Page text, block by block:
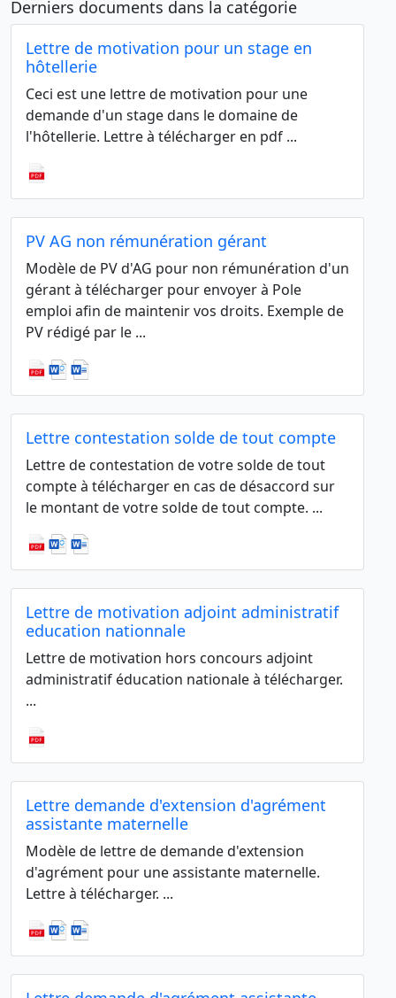
Derniers documents dans la catégorie
Lettre de motivation pour un stage en
hôtellerie
Ceci est une lettre de motivation pour une
demande d'un stage dans le domaine de
l'hôtellerie. Lettre à télécharger en pdf ...
PV AG non rémunération gérant
Modèle de PV d'AG pour non rémunération d'un
gérant à télécharger pour envoyer à Pole
emploi afin de maintenir vos droits. Exemple de
PV rédigé par le ...
Lettre contestation solde de tout compte
Lettre de contestation de votre solde de tout
compte à télécharger en cas de désaccord sur
le montant de votre solde de tout compte. ...
Lettre de motivation adjoint administratif
education nationnale
Lettre de motivation hors concours adjoint
administratif éducation nationale à télécharger.
...
Lettre demande d'extension d'agrément
assistante maternelle
Modèle de lettre de demande d'extension
d'agrément pour une assistante maternelle.
Lettre à télécharger. ...